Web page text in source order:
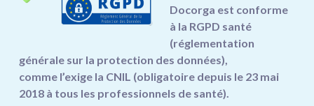
Docorga est conforme
à la RGPD santé
(réglementation
générale sur la protection des données),
comme l’exige la CNIL (obligatoire depuis le 23 mai
2018 à tous les professionnels de santé).